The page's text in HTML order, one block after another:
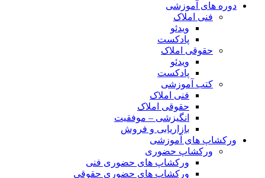
دوره های آموزشی
فنی املاک
ویدئو
پادکست
حقوقی املاک
ویدئو
پادکست
کتب آموزشی
فنی املاک
حقوقی املاک
انگیزشی – موفقیت
بازاریابی و فروش
ورکشاپ های آموزشی
ورکشاپ حضوری
ورکشاپ های حضوری فنی
ورکشاپ های حضوری حقوقی